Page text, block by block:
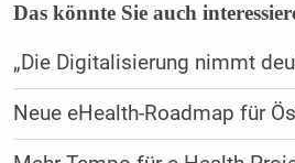
Das könnte Sie auch
„Die Digitalisierung nimmt
Neue eHealth-Roadmap für